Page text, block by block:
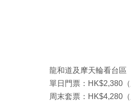
龍和道及摩天輪看台區
單日門票：HK$2,380
周末套票：HK$4,280